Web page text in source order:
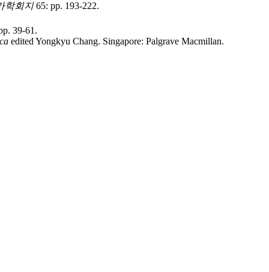
학회지65: pp. 193-222.
39-61.
edited Yongkyu Chang. Singapore: Palgrave Macmillan.